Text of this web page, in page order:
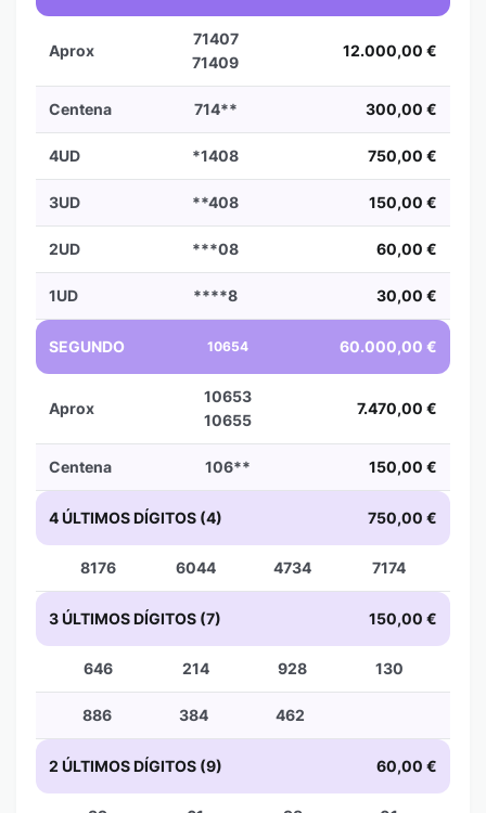
Aprox
71407
71409
12.000,00 €
Centena 714** 300,00 €
4UD *1408 750,00 €
3UD **408 150,00 €
2UD ***08 60,00 €
1UD ****8 30,00 €
SEGUNDO 10654 60.000,00 €
Aprox
10653
10655
7.470,00 €
Centena 106** 150,00 €
4 ÚLTIMOS DÍGITOS (4) 750,00 €
8176 6044 4734 7174
3 ÚLTIMOS DÍGITOS (7) 150,00 €
646 214 928 130
886 384 462
2 ÚLTIMOS DÍGITOS (9) 60,00 €